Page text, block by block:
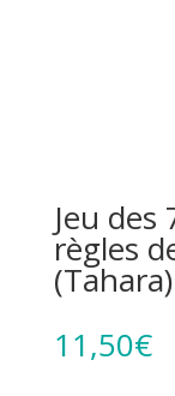
Jeu des
règles
(Tahara)
11,50€